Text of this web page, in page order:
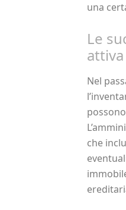
una
Le
Nel
che